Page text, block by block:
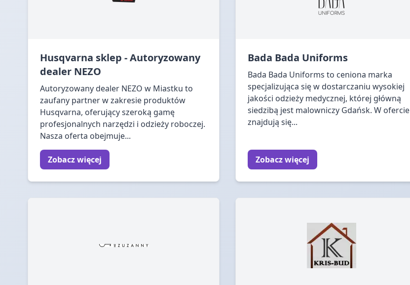
Husqvarna sklep - Autoryzowany
dealer NEZO
Autoryzowany dealer NEZO w Miastku to
zaufany partner w zakresie produktów
Husqvarna, oferujący szeroką gamę
profesjonalnych narzędzi i odzieży roboczej.
Nasza oferta obejmuje...
Zobacz więcej
Bada Bada Uniforms
Bada Bada Uniforms to ceniona marka
specjalizująca się w dostarczaniu wysokiej
jakości odzieży medycznej, której główną
siedzibą jest malowniczy Gdańsk. W ofercie
znajdują się...
Zobacz więcej